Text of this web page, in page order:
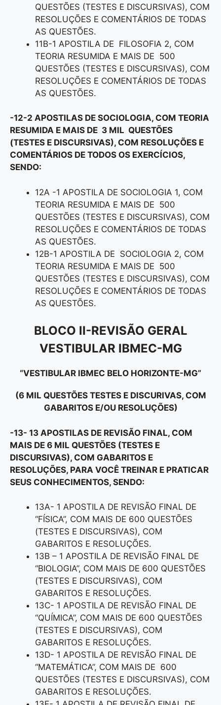
QUESTÕES (TESTES E DISCURSIVAS), COM
RESOLUÇÕES E COMENTÁRIOS DE TODAS
AS QUESTÕES.
11B-1 APOSTILA DE FILOSOFIA 2, COM
TEORIA RESUMIDA E MAIS DE 500
QUESTÕES (TESTES E DISCURSIVAS), COM
RESOLUÇÕES E COMENTÁRIOS DE TODAS
AS QUESTÕES.
-12-2 APOSTILAS DE SOCIOLOGIA, COM TEORIA
RESUMIDA E MAIS DE 3 MIL QUESTÕES
(TESTES E DISCURSIVAS), COM RESOLUÇÕES E
COMENTÁRIOS DE TODOS OS EXERCÍCIOS,
SENDO:
12A -1 APOSTILA DE SOCIOLOGIA 1, COM
TEORIA RESUMIDA E MAIS DE 500
QUESTÕES (TESTES E DISCURSIVAS), COM
RESOLUÇÕES E COMENTÁRIOS DE TODAS
AS QUESTÕES.
12B-1 APOSTILA DE SOCIOLOGIA 2, COM
TEORIA RESUMIDA E MAIS DE 500
QUESTÕES (TESTES E DISCURSIVAS), COM
RESOLUÇÕES E COMENTÁRIOS DE TODAS
AS QUESTÕES.
BLOCO II-REVISÃO GERAL
VESTIBULAR IBMEC-MG
“VESTIBULAR IBMEC BELO HORIZONTE-MG”
(6 MIL QUESTÕES TESTES E DISCURIVAS, COM
GABARITOS E/OU RESOLUÇÕES)
-13- 13 APOSTILAS DE REVISÃO FINAL, COM
MAIS DE 6 MIL QUESTÕES (TESTES E
DISCURSIVAS), COM GABARITOS E
RESOLUÇÕES, PARA VOCÊ TREINAR E PRATICAR
SEUS CONHECIMENTOS, SENDO:
13A- 1 APOSTILA DE REVISÃO FINAL DE
“FÍSICA”, COM MAIS DE 600 QUESTÕES
(TESTES E DISCURSIVAS), COM
GABARITOS E RESOLUÇÕES.
13B – 1 APOSTILA DE REVISÃO FINAL DE
“BIOLOGIA”, COM MAIS DE 600 QUESTÕES
(TESTES E DISCURSIVAS), COM
GABARITOS E RESOLUÇÕES.
13C- 1 APOSTILA DE REVISÃO FINAL DE
“QUÍMICA”, COM MAIS DE 600 QUESTÕES
(TESTES E DISCURSIVAS), COM
GABARITOS E RESOLUÇÕES.
13D- 1 APOSTILA DE REVISÃO FINAL DE
“MATEMÁTICA”, COM MAIS DE 600
QUESTÕES (TESTES E DISCURSIVAS), COM
GABARITOS E RESOLUÇÕES.